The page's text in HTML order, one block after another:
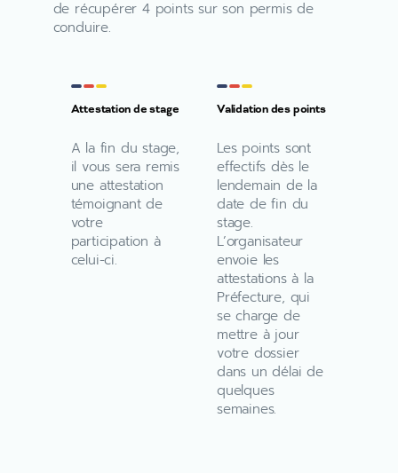
de récupérer 4 points sur son permis de
conduire.
Attestation de stage
A la fin du stage,
il vous sera remis
une attestation
témoignant de
votre
participation à
celui-ci.
Validation des points
Les points sont
effectifs dès le
lendemain de la
date de fin du
stage.
L’organisateur
envoie les
attestations à la
Préfecture, qui
se charge de
mettre à jour
votre dossier
dans un délai de
quelques
semaines.